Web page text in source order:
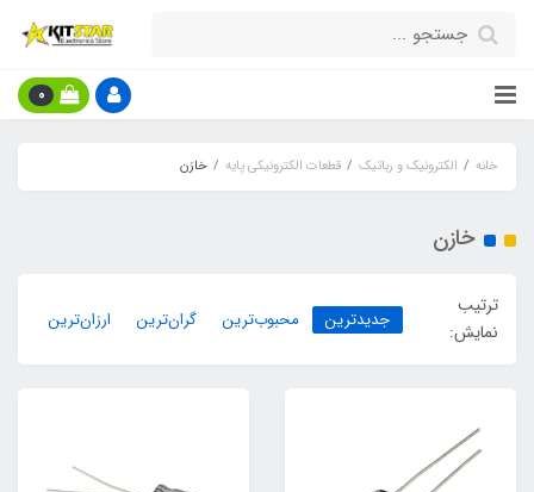
0
خانه الکترونیک و رباتیک قطعات الکترونیکی پایه خازن
خازن
ترتیب
نمایش:
جدیدترین محبوب‌ترین گران‌ترین ارزان‌ترین